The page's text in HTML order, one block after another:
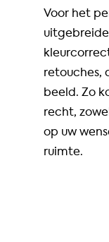
Voor het
retouches,
beeld. Zo
recht,
op uw
ruimte.